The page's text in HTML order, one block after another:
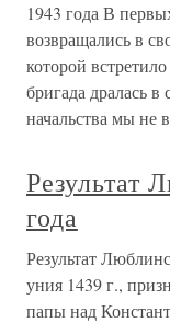
1943 года В
возвращались в
которой
бригада дралась
начальства мы не
Результат
года
Результат
уния 1439 г.,
папы над